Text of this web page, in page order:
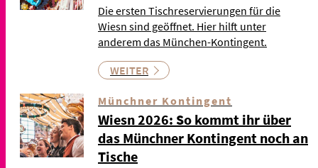
Die ersten Tischreservierungen für die
Wiesn sind geöffnet. Hier hilft unter
anderem das München-Kontingent.
WEITER
Münchner Kontingent
Wiesn 2026: So kommt ihr über
das Münchner Kontingent noch an
Tische